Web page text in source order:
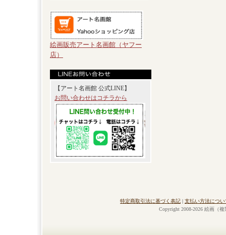
絵画販売アート名画館（ヤフー
店）
【アート名画館 公式LINE】
お問い合わせはコチラから
特定商取引法に基づく表記 | 支払い方法につい
Copyright 2008-2026 絵画（